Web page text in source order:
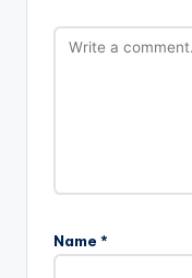
Name *